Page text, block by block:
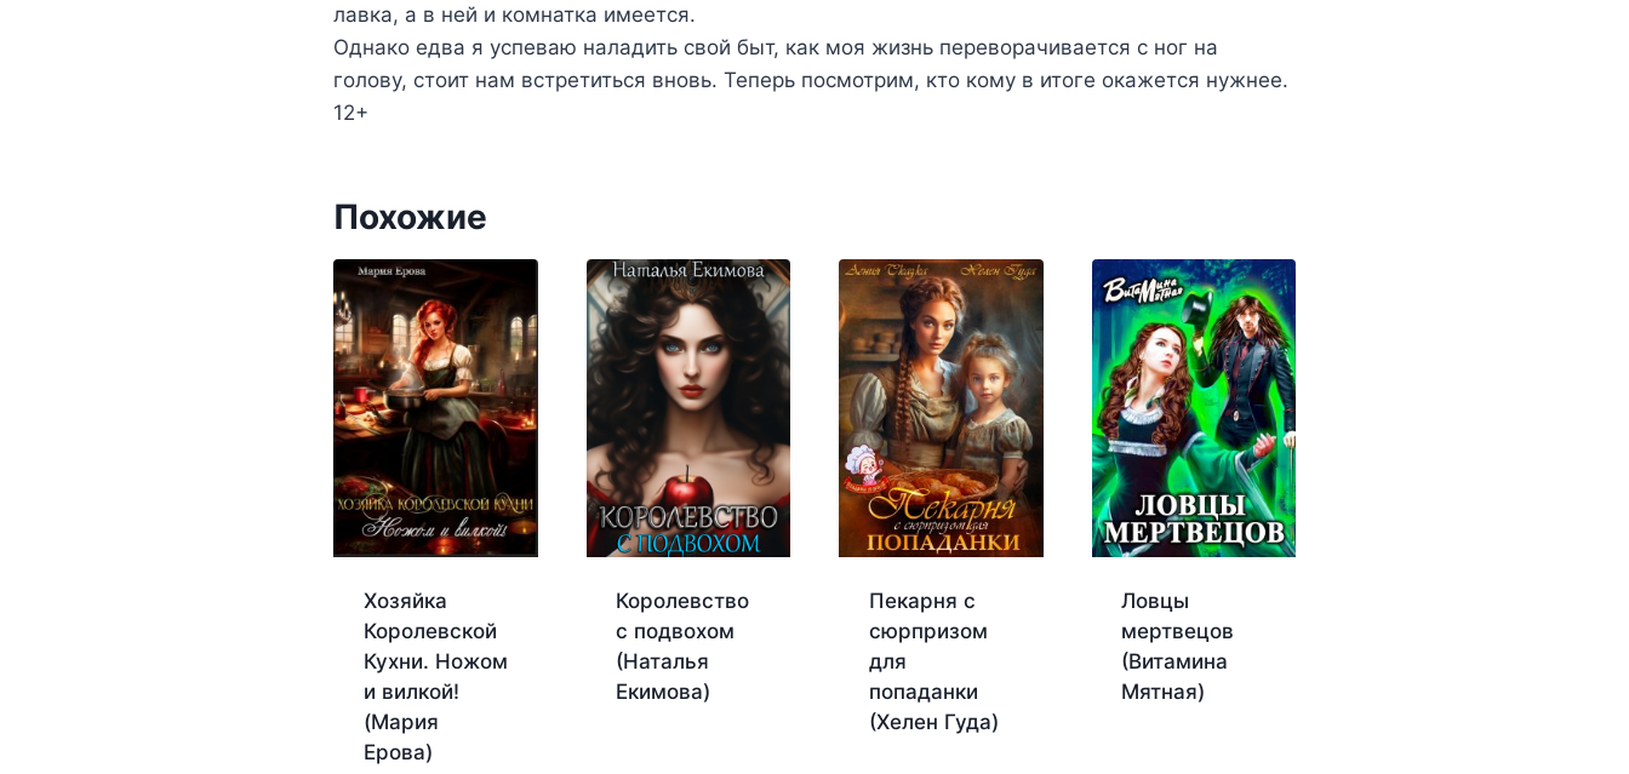
лавка, а в ней и комнатка имеется.
Однако едва я успеваю наладить свой быт, как моя жизнь переворачивается с ног на
голову, стоит нам встретиться вновь. Теперь посмотрим, кто кому в итоге окажется нужнее.
12+
Похожие
Хозяйка
Королевской
Кухни. Ножом
и вилкой!
(Мария
Ерова)
Королевство
с подвохом
(Наталья
Екимова)
Пекарня с
сюрпризом
для
попаданки
(Хелен Гуда)
Ловцы
мертвецов
(Витамина
Мятная)